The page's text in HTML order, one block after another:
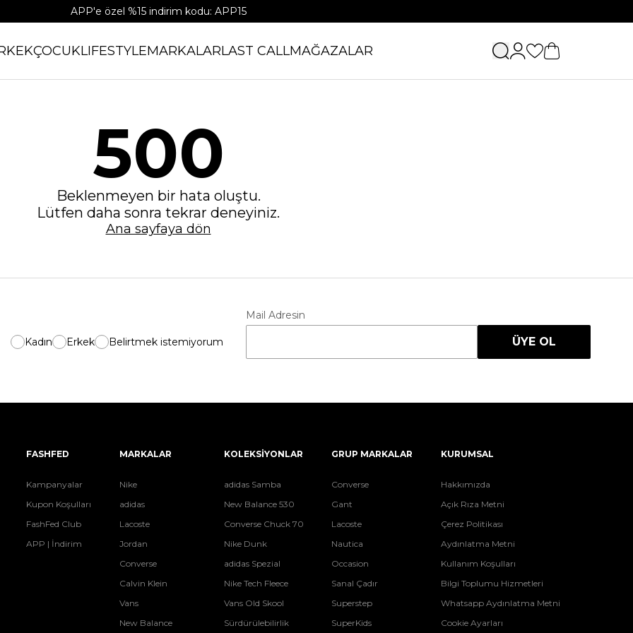
APP'e özel %15 indirim kodu: APP15
ÇOCUKLIFESTYLEMARKALARLAST CALLMAĞAZALAR
500
Beklenmeyen bir hata oluştu.
Lütfen daha sonra tekrar deneyiniz.
Ana sayfaya dön
Kadın Erkek Belirtmek istemiyorum
Mail Adresin
ÜYE OL
FASHFED
Kampanyalar
Kupon Koşulları
FashFed Club
APP | İndirim
MARKALAR
Nike
adidas
Lacoste
Jordan
Converse
Calvin Klein
Vans
New Balance
KOLEKSİYONLAR
adidas Samba
New Balance 530
Converse Chuck 70
Nike Dunk
adidas Spezial
Nike Tech Fleece
Vans Old Skool
Sürdürülebilirlik
GRUP MARKALAR
Converse
Gant
Lacoste
Nautica
Occasion
Sanal Çadır
Superstep
SuperKids
KURUMSAL
Hakkımızda
Açık Rıza Metni
Çerez Politikası
Aydınlatma Metni
Kullanım Koşulları
Bilgi Toplumu Hizmetleri
Whatsapp Aydınlatma Metni
Cookie Ayarları